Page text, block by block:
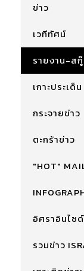
ข่าว
เวทีทัศน์
รายงาน-ส
เกาะประเด็น
กระจายข่าว
ตะกร้าข่าว
"HOT"
อิศราอินไซด์
รวมข่าว